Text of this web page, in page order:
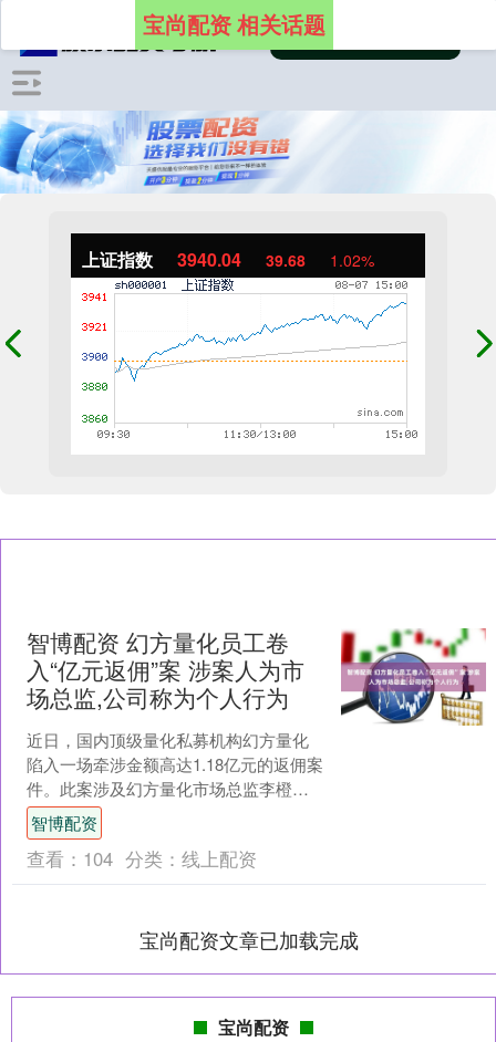
上证指数 3940.04 39.68 1.02%
宝尚配资 相关话题
智博配资 幻方量化员工卷
入“亿元返佣”案 涉案人为市
场总监,公司称为个人行为
近日，国内顶级量化私募机构幻方量化
陷入一场牵涉金额高达1.18亿元的返佣案
件。此案涉及幻方量化市场总监李橙，
时间跨度长达6年。案件曝光后，幻方量
化作为大模型De....
智博配资
查看： 104 分类： 线上配资
宝尚配资文章已加载完成
宝尚配资